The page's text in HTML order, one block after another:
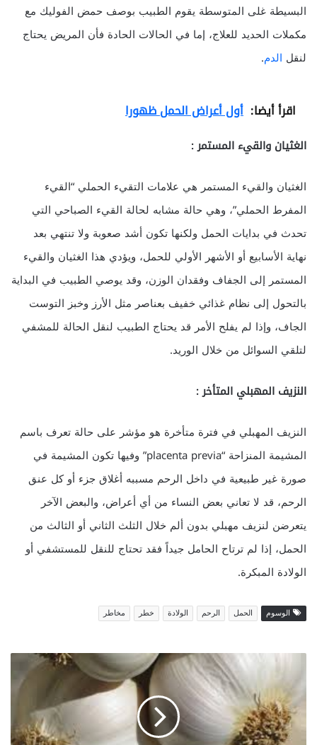
البسيطة غلى المتوسطة يقوم الطبيب بوصف حمض الفوليك مع
مكملات الحديد للعلاج، إما في الحالات الحادة فأن المريض يحتاج
لنقل الدم.
اقرأ أيضا: أول أعراض الحمل ظهورا
الغثيان والقيء المستمر :
الغثيان والقيء المستمر هي علامات التقيء الحملي “القيء
المفرط الحملي”، وهي حالة مشابه لحالة القيء الصباحي التي
تحدث في بدايات الحمل ولكنها تكون أشد صعوبة ولا تنتهي بعد
نهاية الأسابيع أو الأشهر الأولي للحمل، ويؤدي هذا الغثيان والقيء
المستمر إلى الجفاف وفقدان الوزن، وقد يوصي الطبيب في البداية
بالتحول إلى نظام غذائي خفيف بعناصر مثل الأرز وخبز التوست
الجاف، وإذا لم يفلح الأمر قد يحتاج الطبيب لنقل الحالة للمشفي
لتلقي السوائل من خلال الوريد.
النزيف المهبلي المتأخر :
النزيف المهبلي في فترة متأخرة هو مؤشر على حالة تعرف باسم
المشيمة المنزاحة “placenta previa” وفيها تكون المشيمة في
صورة غير طبيعية في داخل الرحم مسببه أغلاق جزء أو كل عنق
الرحم، قد لا تعاني بعض النساء من أي أعراض، والبعض الآخر
يتعرضن لنزيف مهبلي بدون ألم خلال الثلث الثاني أو الثالث من
الحمل، إذا لم ترتاح الحامل جيداً فقد تحتاج للنقل للمستشفي أو
الولادة المبكرة.
الوسوم الحمل الرحم الولادة خطر مخاطر
ا